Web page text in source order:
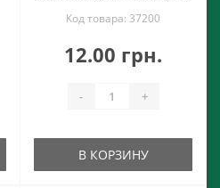
Код товара: 37200
12.00 грн.
- +
В КОРЗИНУ